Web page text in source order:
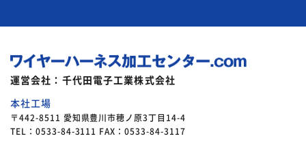
運営会社：千代田電子工業株式会社
本社工場
〒442-8511 愛知県豊川市穂ノ原3丁目14-4
TEL：0533-84-3111 FAX：0533-84-3117